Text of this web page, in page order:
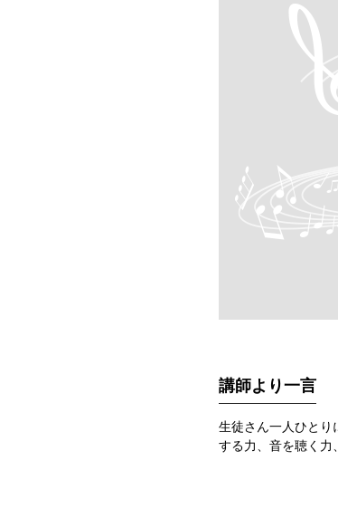
講師より一言
生徒さん一人ひとり
する力、音を聴く力